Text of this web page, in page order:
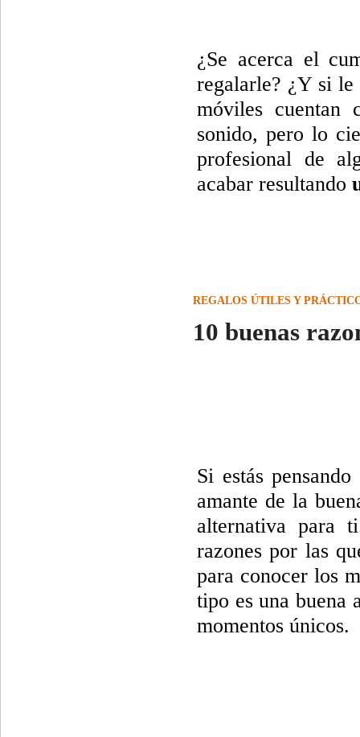
¿Se acerca el
regalarle? ¿Y si
móviles cuentan
sonido, pero lo
profesional de
acabar resultando
REGALOS ÚTILES Y
10 buenas
Si estás
amante de la
alternativa para
razones por las
para conocer los
tipo es una buena
momentos únicos.